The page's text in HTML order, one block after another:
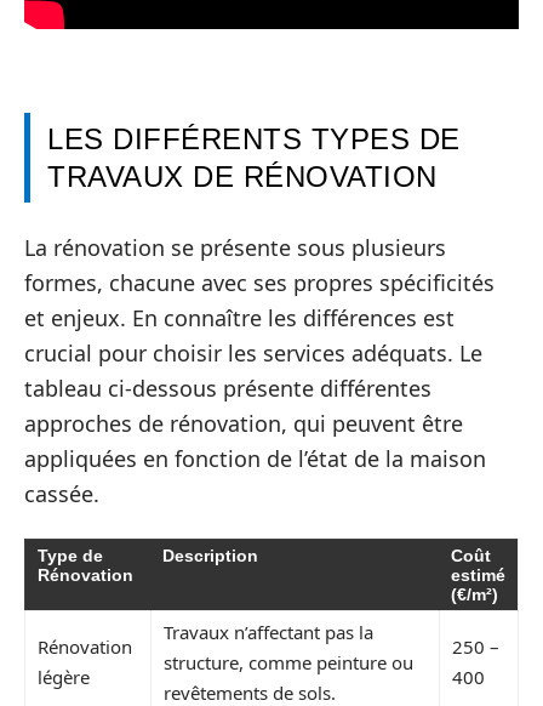
LES DIFFÉRENTS TYPES DE
TRAVAUX DE RÉNOVATION
La rénovation se présente sous plusieurs
formes, chacune avec ses propres spécificités
et enjeux. En connaître les différences est
crucial pour choisir les services adéquats. Le
tableau ci-dessous présente différentes
approches de rénovation, qui peuvent être
appliquées en fonction de l’état de la maison
cassée.
Type de
Rénovation
Description
Coût
estimé
(€/m²)
Rénovation
légère
Travaux n’affectant pas la
structure, comme peinture ou
revêtements de sols.
250 –
400